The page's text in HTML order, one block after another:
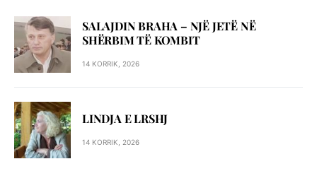
SALAJDIN BRAHA – NJЁ JETЁ NЁ
SHЁRBIM TЁ KOMBIT
14 KORRIK, 2026
LINDJA E LRSHJ
14 KORRIK, 2026